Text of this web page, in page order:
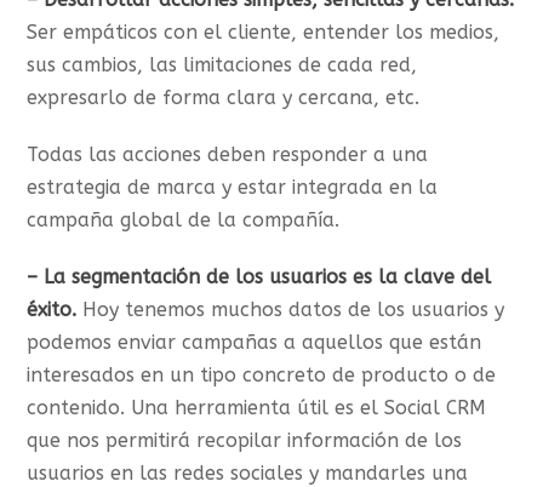
Ser empáticos con el cliente, entender los medios,
sus cambios, las limitaciones de cada red,
expresarlo de forma clara y cercana, etc.
Todas las acciones deben responder a una
estrategia de marca y estar integrada en la
campaña global de la compañía.
– La segmentación de los usuarios es la clave del
éxito. Hoy tenemos muchos datos de los usuarios y
podemos enviar campañas a aquellos que están
interesados en un tipo concreto de producto o de
contenido. Una herramienta útil es el Social CRM
que nos permitirá recopilar información de los
usuarios en las redes sociales y mandarles una